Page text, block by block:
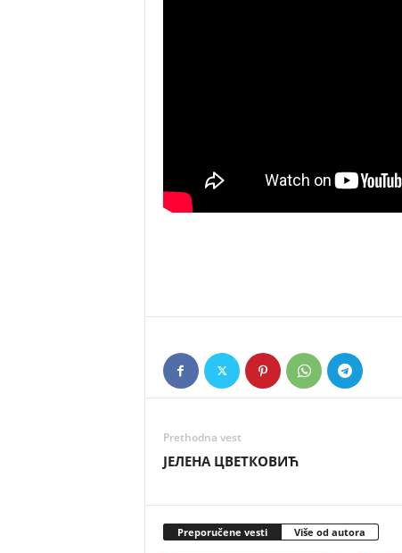
Prethodna vest
ЈЕЛЕНА ЦВЕТКОВИЋ
Preporučene vesti Više od autora